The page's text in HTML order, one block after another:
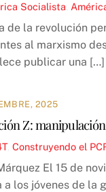
Socialista
de la revolución
al marxismo
publicar una […]
2025
Z:
,Construyendo el
El 15 de
a los jóvenes de la